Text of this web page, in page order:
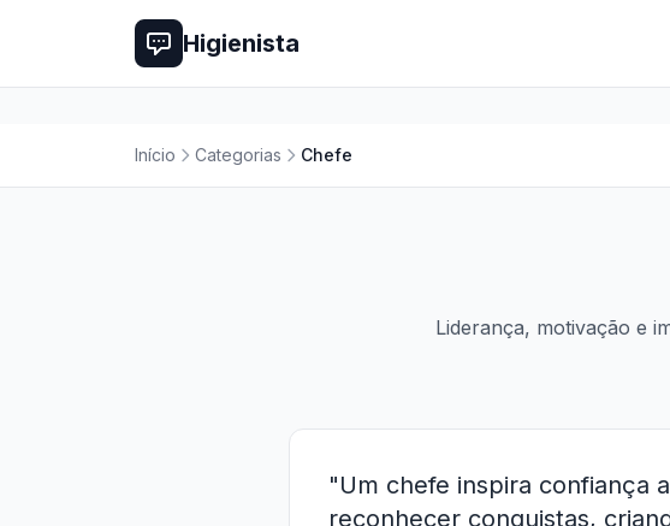
Higienista
Início Categorias Chefe
Liderança, motivação e
"Um chefe inspira confiança
reconhecer conquistas,